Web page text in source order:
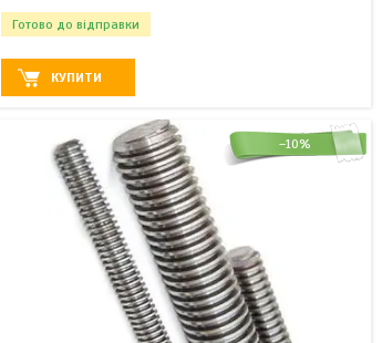
Готово до відправки
КУПИТИ
–10%